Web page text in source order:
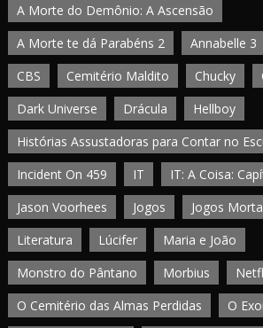
A Morte do Demônio: A Ascensão
A Morte te dá Parabéns 2
Annabelle 3
CBS
Cemitério Maldito Chucky
Dark Universe
Drácula
Hellboy
Histórias Assustadoras para Contar no
Incident On 459
IT
IT: A Coisa:
Jason Voorhees
Jogos
Jogos
Literatura
Lúcifer
Maria e João
Monstro do Pântano
Morbius
O Cemitério das Almas Perdidas
O